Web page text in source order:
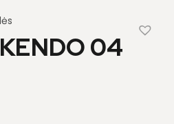
04
04